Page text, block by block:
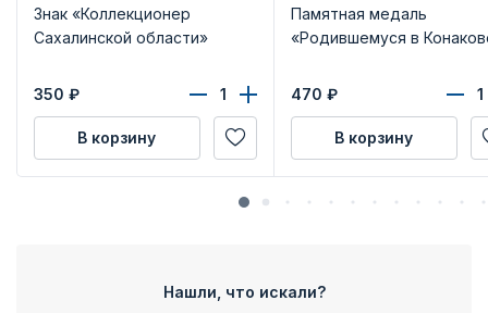
Знак «Коллекционер
Сахалинской области»
350 ₽
В корзину
Памятная медаль
«Родившемуся в
470 ₽
В корзину
Нашли, что искали?